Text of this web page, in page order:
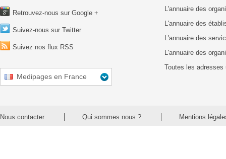
Retrouvez-nous sur Google +
Suivez-nous sur Twitter
Suivez nos flux RSS
Medipages en France
L'annuaire des
L'annuaire des
L'annuaire des
L'annuaire des
Toutes les adresses
Nous contacter Qui sommes nous ? Mentions